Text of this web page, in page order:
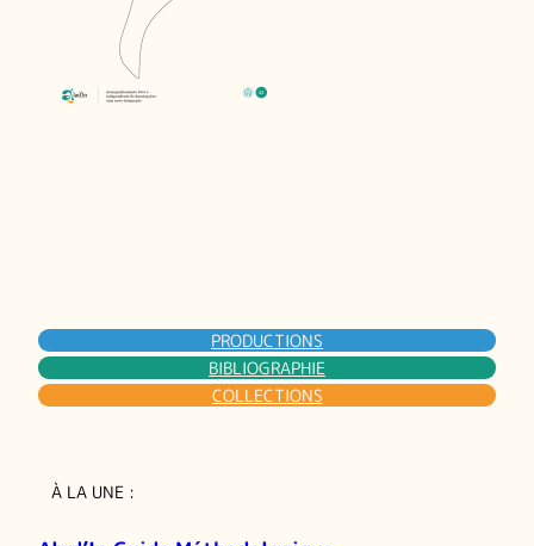
PRODUCTIONS
BIBLIOGRAPHIE
COLLECTIONS
À LA UNE :